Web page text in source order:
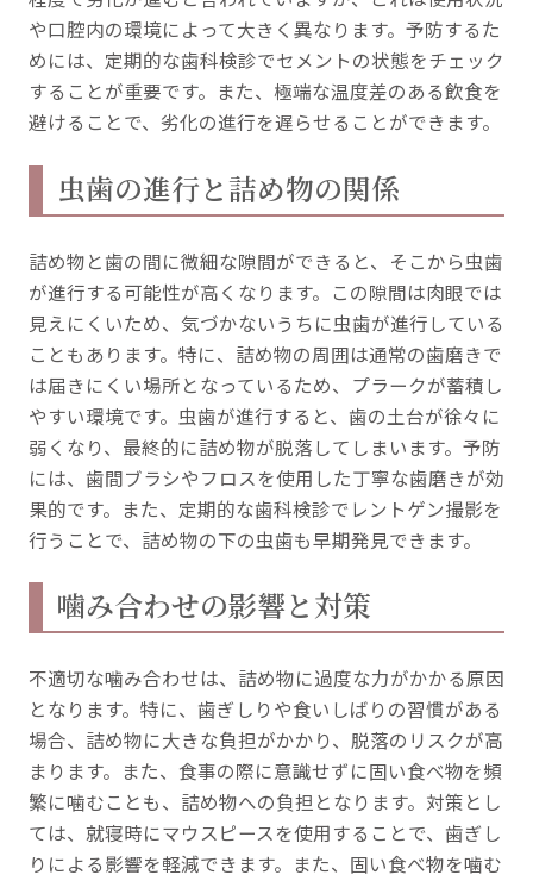
や口腔内の環境によって大きく異なります。予防するた
めには、定期的な歯科検診でセメントの状態をチェック
することが重要です。また、極端な温度差のある飲食を
避けることで、劣化の進行を遅らせることができます。
虫歯の進行と詰め物の関係
詰め物と歯の間に微細な隙間ができると、そこから虫歯
が進行する可能性が高くなります。この隙間は肉眼では
見えにくいため、気づかないうちに虫歯が進行している
こともあります。特に、詰め物の周囲は通常の歯磨きで
は届きにくい場所となっているため、プラークが蓄積し
やすい環境です。虫歯が進行すると、歯の土台が徐々に
弱くなり、最終的に詰め物が脱落してしまいます。予防
には、歯間ブラシやフロスを使用した丁寧な歯磨きが効
果的です。また、定期的な歯科検診でレントゲン撮影を
行うことで、詰め物の下の虫歯も早期発見できます。
噛み合わせの影響と対策
不適切な噛み合わせは、詰め物に過度な力がかかる原因
となります。特に、歯ぎしりや食いしばりの習慣がある
場合、詰め物に大きな負担がかかり、脱落のリスクが高
まります。また、食事の際に意識せずに固い食べ物を頻
繁に噛むことも、詰め物への負担となります。対策とし
ては、就寝時にマウスピースを使用することで、歯ぎし
りによる影響を軽減できます。また、固い食べ物を噛む